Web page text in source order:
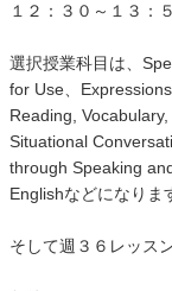
１２：３０～１３：
選択授業科目は、
for Use、
Reading,
Situational
through Speaking
Englishなどになりま
そして週３６レッス